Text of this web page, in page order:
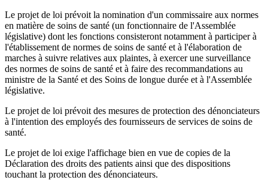
Le projet de loi prévoit la nomination d'un commissaire aux normes
en matière de soins de santé (un fonctionnaire de l'Assemblée
législative) dont les fonctions consisteront notamment à participer à
l'établissement de normes de soins de santé et à l'élaboration de
marches à suivre relatives aux plaintes, à exercer une surveillance
des normes de soins de santé et à faire des recommandations au
ministre de la Santé et des Soins de longue durée et à l'Assemblée
législative.
Le projet de loi prévoit des mesures de protection des dénonciateurs
à l'intention des employés des fournisseurs de services de soins de
santé.
Le projet de loi exige l'affichage bien en vue de copies de la
Déclaration des droits des patients ainsi que des dispositions
touchant la protection des dénonciateurs.